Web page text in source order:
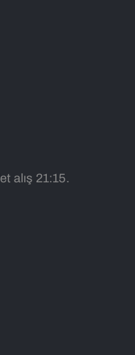
alış 21:15.